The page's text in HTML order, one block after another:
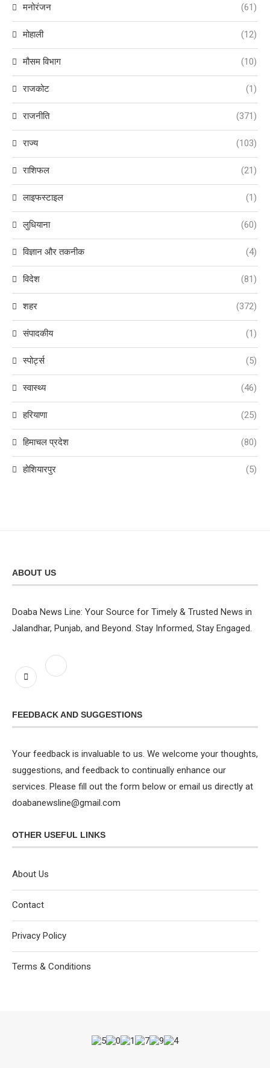
मनोरंजन (61)
मोहाली (12)
मौसम विभाग (10)
राजकोट (1)
राजनीति (371)
राज्य (103)
राशिफल (21)
लाइफस्टाइल (1)
लुधियाना (60)
विज्ञान और तकनीक (4)
विदेश (81)
शहर (372)
संपादकीय (1)
स्पोर्ट्स (5)
स्वास्थ्य (46)
हरियाणा (25)
हिमाचल प्रदेश (80)
होशियारपुर (5)
ABOUT US
Doaba News Line: Your Source for Timely & Trusted News in
Jalandhar, Punjab, and Beyond. Stay Informed, Stay Engaged.
FEEDBACK AND SUGGESTIONS
Your feedback is invaluable to us. We welcome your thoughts,
suggestions, and feedback to continually enhance our
services. Please fill out the form below or email us directly at
doabanewsline@gmail.com
OTHER USEFUL LINKS
About Us
Contact
Privacy Policy
Terms & Conditions